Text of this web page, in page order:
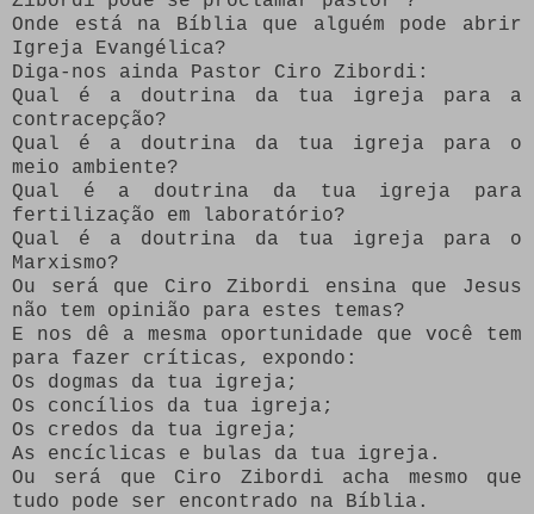
Onde está na Bíblia que alguém pode abrir
Igreja Evangélica?
Diga-nos ainda Pastor Ciro Zibordi:
Qual é a doutrina da tua igreja para a
contracepção?
Qual é a doutrina da tua igreja para o
meio ambiente?
Qual é a doutrina da tua igreja para
fertilização em laboratório?
Qual é a doutrina da tua igreja para o
Marxismo?
Ou será que Ciro Zibordi ensina que Jesus
não tem opinião para estes temas?
E nos dê a mesma oportunidade que você tem
para fazer críticas, expondo:
Os dogmas da tua igreja;
Os concílios da tua igreja;
Os credos da tua igreja;
As encíclicas e bulas da tua igreja.
Ou será que Ciro Zibordi acha mesmo que
tudo pode ser encontrado na Bíblia.